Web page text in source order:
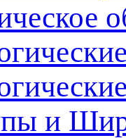
и